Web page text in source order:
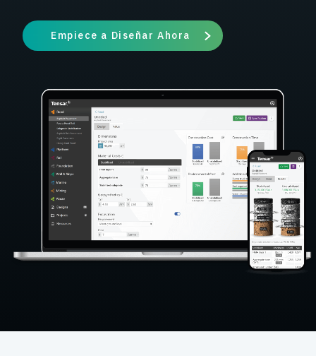
Empiece a Diseñar Ahora